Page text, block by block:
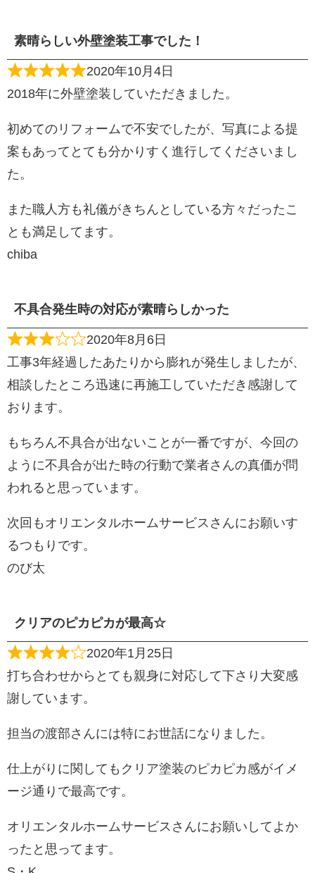
素晴らしい外壁塗装工事でした！
2020年10月4日
2018年に外壁塗装していただきました。
初めてのリフォームで不安でしたが、写真による提
案もあってとても分かりすく進行してくださいまし
た。
また職人方も礼儀がきちんとしている方々だったこ
とも満足してます。
chiba
不具合発生時の対応が素晴らしかった
2020年8月6日
工事3年経過したあたりから膨れが発生しましたが、
相談したところ迅速に再施工していただき感謝して
おります。
もちろん不具合が出ないことが一番ですが、今回の
ように不具合が出た時の行動で業者さんの真価が問
われると思っています。
次回もオリエンタルホームサービスさんにお願いす
るつもりです。
のび太
クリアのピカピカが最高☆
2020年1月25日
打ち合わせからとても親身に対応して下さり大変感
謝しています。
担当の渡部さんには特にお世話になりました。
仕上がりに関してもクリア塗装のピカピカ感がイメ
ージ通りで最高です。
オリエンタルホームサービスさんにお願いしてよか
ったと思ってます。